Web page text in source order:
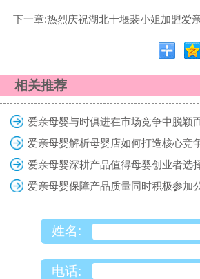
相关推荐
爱亲母婴与时俱进在市场竞争中脱颖
爱亲母婴解析母婴店如何打造核心竞
爱亲母婴深耕产品值得母婴创业者选
姓名:
电话: